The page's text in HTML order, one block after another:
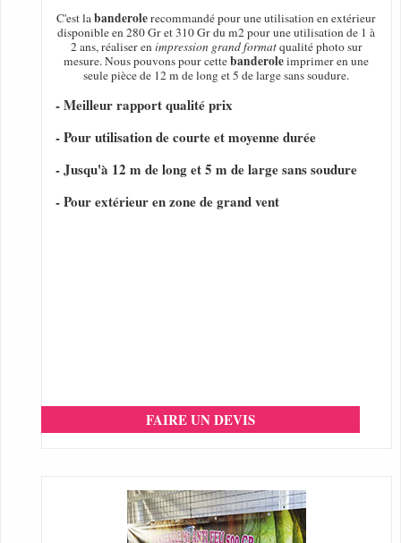
C'est labanderolerecommandé pour une utilisation en extérieur
disponible en 280 Gr et 310 Gr du m2 pour une utilisation de 1 à
2 ans, réaliser enimpression grand formatqualité photo sur
mesure. Nous pouvons pour cettebanderoleimprimer en une
seule pièce de 12 m de long et 5 de large sans soudure.
- Meilleur rapport qualité prix
- Pour utilisation de courte et moyenne durée
- Jusqu'à 12 m de long et 5 m de large sans soudure
- Pour extérieur en zone de grand vent
FAIRE UN DEVIS